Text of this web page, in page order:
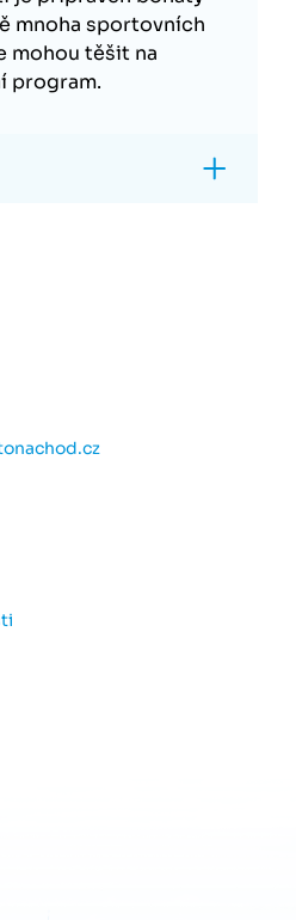
mnoha sportovních
mohou těšit na
program.